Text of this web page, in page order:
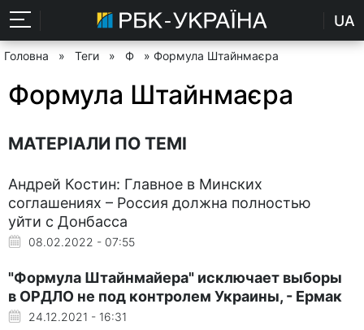
UA
Головна » Теги » Ф » Формула Штайнмаєра
Формула Штайнмаєра
МАТЕРІАЛИ ПО ТЕМІ
Андрей Костин: Главное в Минских
соглашениях – Россия должна полностью
уйти с Донбасса
08.02.2022 - 07:55
"Формула Штайнмайера" исключает выборы
в ОРДЛО не под контролем Украины, - Ермак
24.12.2021 - 16:31